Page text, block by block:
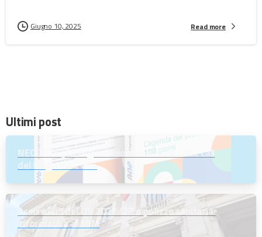
Giugno 10, 2025 Read more
Ultimi post
NEODS26 | La registrazione e le slide della call
del 6 agosto 2026
Assunzioni dei DS 2026/27 e polizza sanitaria:
informativa al MIM